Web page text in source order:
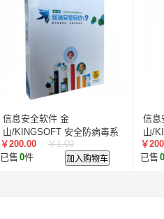
信息安全软件 金
山/KINGSOFT 安全防病毒系
统（专用网络版）V9.0 单用户
￥200.00
￥1.00
已售 0件 加入购物车
信息
山/
统（
￥
已售 0